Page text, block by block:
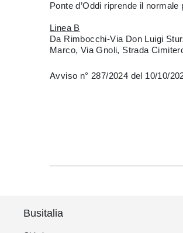
Ponte d’Oddi riprende il normale
Linea B
Da Rimbocchi-Via Don Luigi
Marco, Via Gnoli, Strada
Avviso n° 287/2024 del 10/10/
Busitalia